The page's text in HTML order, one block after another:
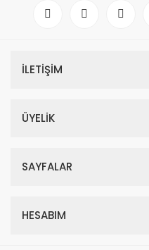
İLETİŞİM
ÜYELİK
SAYFALAR
HESABIM